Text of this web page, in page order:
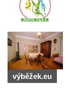
výběžek.eu